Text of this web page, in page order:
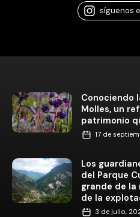
síguenos
Conociendo
Molles, un
patrimonio
17 de
Los
del Parque
grande de la
de la
3 de julio,